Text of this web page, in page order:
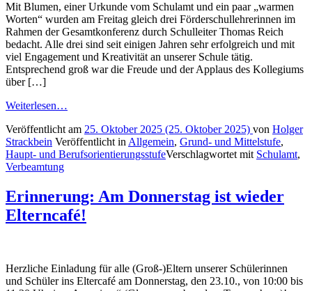
Mit Blumen, einer Urkunde vom Schulamt und ein paar „warmen
Worten“ wurden am Freitag gleich drei Förderschullehrerinnen im
Rahmen der Gesamtkonferenz durch Schulleiter Thomas Reich
bedacht. Alle drei sind seit einigen Jahren sehr erfolgreich und mit
viel Engagement und Kreativität an unserer Schule tätig.
Entsprechend groß war die Freude und der Applaus des Kollegiums
über […]
Weiterlesen…
Veröffentlicht am 25. Oktober 2025 (25. Oktober 2025) von Holger
Strackbein Veröffentlicht inAllgemein, Grund- und Mittelstufe,
Haupt- und BerufsorientierungsstufeVerschlagwortet mit Schulamt,
Verbeamtung
Erinnerung: Am Donnerstag ist wieder
Elterncafé!
Herzliche Einladung für alle (Groß-)Eltern unserer Schülerinnen
und Schüler ins Eltercafé am Donnerstag, den 23.10., von 10:00 bis